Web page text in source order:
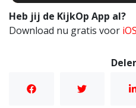
Heb jij de KijkOp App al?
Download nu gratis voor iOS